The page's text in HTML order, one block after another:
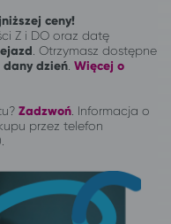
ceny!
Z i DO oraz datę
. Otrzymasz dostępne
dzień Więcej o
Zadzwoń Informacja o
przez telefon